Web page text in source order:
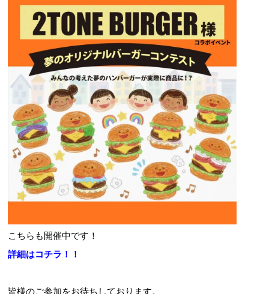
こちらも開催中です！
詳細はコチラ！！
皆様のご参加をお待ちしております。